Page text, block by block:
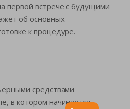
первой встрече с будущими
об основных
к процедуре.
средствами
в котором начинается